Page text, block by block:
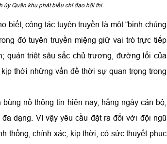
ủy Quân khu phát biểu chỉ đạo hội thi.
biết, công tác tuyên truyền là một “binh chủng
đó tuyên truyền miệng giữ vai trò trực tiếp
quán triệt sâu sắc chủ trương, đường lối của
thời những vấn đề thời sự quan trọng trong
nổ thông tin hiện nay, hằng ngày cán bộ,
dạng. Vì vậy yêu cầu đặt ra đối với đội ngũ
thống, chính xác, kịp thời, có sức thuyết phục